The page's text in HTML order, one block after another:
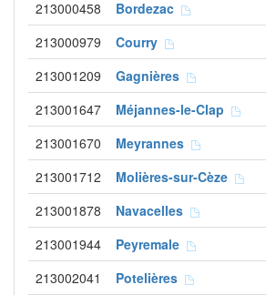
213000458 Bordezac
213000979 Courry
213001209 Gagnières
213001647 Méjannes-le-Clap
213001670 Meyrannes
213001712 Molières-sur-Cèze
213001878 Navacelles
213001944 Peyremale
213002041 Potelières